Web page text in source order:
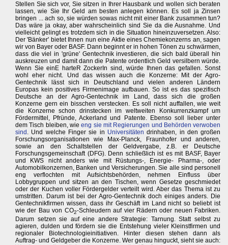
Stellen Sie sich vor, Sie sitzen in Ihrer Hausbank und wollen sich beraten
lassen, wie Sie Ihr Geld am besten anlegen können. Es soll ja Zinsen
bringen ... ach so, sie würden sowas nicht mit einer Bank zusammen tun?
Das wäre ja okay, aber wahrscheinlich sind Sie da die Ausnahme. Und
vielleicht gelingt es trotzdem sich in die Situation hineinzuversetzen. Also:
Der 'Bänker' bietet Ihnen nun eine Aktie eines Chemiekonzerns an, sagen
wir von Bayer oder BASF. Dann beginnt er in hohen Tönen zu schwärmen,
dass die viel in 'grüne' Gentechnik investieren, die sich bald überall hin
auskreuzen und damit dann die Patente ordentlich Geld versilbern würde.
Wenn Sie einE harteR ZockerIn sind, würde Ihnen das gefallen. Sonst
wohl eher nicht. Und das wissen auch die Konzerne: Mit der Agro-
Gentechnik lässt sich in Deutschland und vielen anderen Ländern
Europas kein positives Firmenimage aufbauen. So ist es das spezifisch
Deutsche an der Agro-Gentechnik im Land, dass sich die großen
Konzerne gern ein bisschen verstecken. Es soll nicht auffallen, wie weit
die Konzerne schon drinstecken im weltweiten Konkurrenzkampf um
Fördermittel, Pfründe, Ackerland und Patente. Ebenso soll lieber unter
dem Tisch bleiben, wieeng sie mit Regierungen und Behörden verwoben
sind . Und welche Finger sie in Universitäten drinhaben, in den großen
Forschungsorganisationen wie Max-Planck, Fraunhofer und anderen,
sowie an den Schaltstellen der Geldvergabe, z.B. er Deutsche
Forschungsgemeinschaft (DFG). Denn schließlich ist es mit BASF, Bayer
und KWS nicht anders wie mit Rüstungs-, Energie- Pharma-, oder
Automobilkonzernen, Banken und Versicherungen. Sie alle sind personell
eng verflochten mit Aufsichtsbehörden, nehmen Einfluss über
Lobbygruppen und sitzen an den Tischen, wenn Gesetze geschmiedet
oder der Kuchen voller Fördergelder verteilt wird. Aber das Thema ist zu
umstritten. Darum ist bei der Agro-Gentechnik doch einiges anders. Die
Gentechnikfirmen wissen, dass ihr Geschäft im Land nicht so beliebt ist
wie der Bau von CO2-Schleudern auf vier Rädern oder neuen Fabriken.
Darum setzen sie auf eine andere Strategie: Tarnung. Statt selbst zu
agieren, dulden und fördern sie die Entstehung vieler Kleinstfirmen und
regionaler Biotechnologieinitiativen. Hinter diesen stehen dann als
Auftrag- und Geldgeber die Konzerne. Wer genau hinguckt, sieht sie auch: